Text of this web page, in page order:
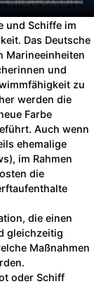
und Schiffe im
Das Deutsche
Marineeinheiten
und
zu
werden die
Farbe
Auch wenn
ehemalige
im Rahmen
die
die einen
gleichzeitig
Maßnahmen
oder Schiff